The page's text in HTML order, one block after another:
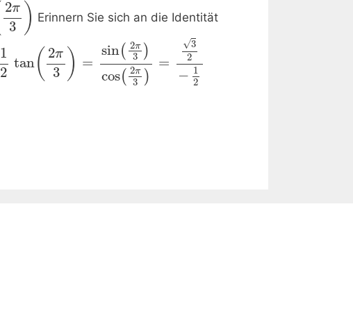
2π
3 ) Erinnern Sie sich an die Identität
1
2
tan( 2π
3 ) =
sin( 2π
3
)
cos( 2π
3 )
=
√3
2
− 1
2